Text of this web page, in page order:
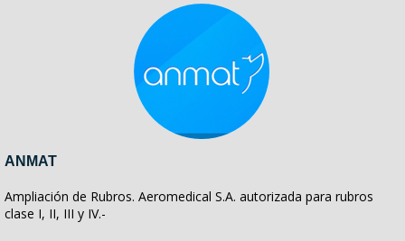
ANMAT
Ampliación de Rubros. Aeromedical S.A. autorizada para rubros
clase I, II, III y IV.-